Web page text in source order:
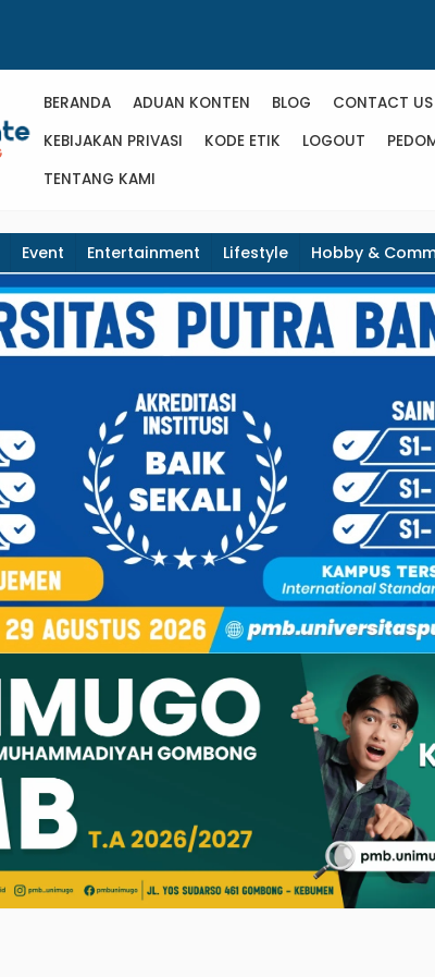
BERANDA ADUAN KONTEN BLOG CONTACT US
KEBIJAKAN PRIVASI
KODE ETIK LOGOUT
TENTANG KAMI
Event Entertainment Lifestyle Hobby &